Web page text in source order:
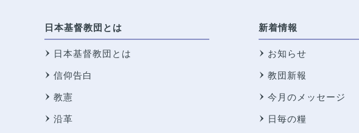
日本基督教団とは
日本基督教団とは
信仰告白
教憲
沿革
新着情報
お知らせ
教団新報
今月のメッセージ
日毎の糧